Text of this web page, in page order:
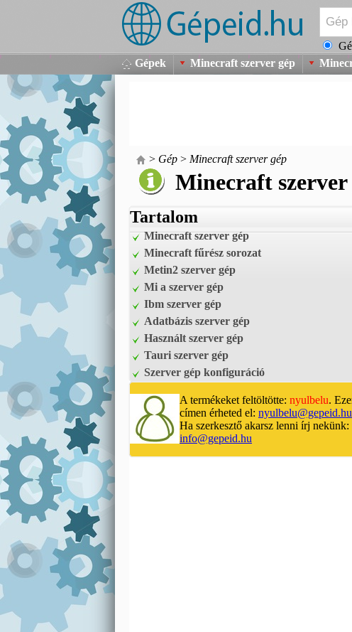
Gépek Minecraft szerver gép
> Gép > Minecraft szerver gép
Minecraft szerver
Tartalom
Minecraft szerver gép
Minecraft fűrész sorozat
Metin2 szerver gép
Mi a szerver gép
Ibm szerver gép
Adatbázis szerver gép
Használt szerver gép
Tauri szerver gép
Szerver gép konfiguráció
A termékeket feltöltötte: nyulbelu.
címen érheted el: nyulbelu@gepeid.hu
Ha szerkesztő akarsz lenni írj nekünk:
info@gepeid.hu